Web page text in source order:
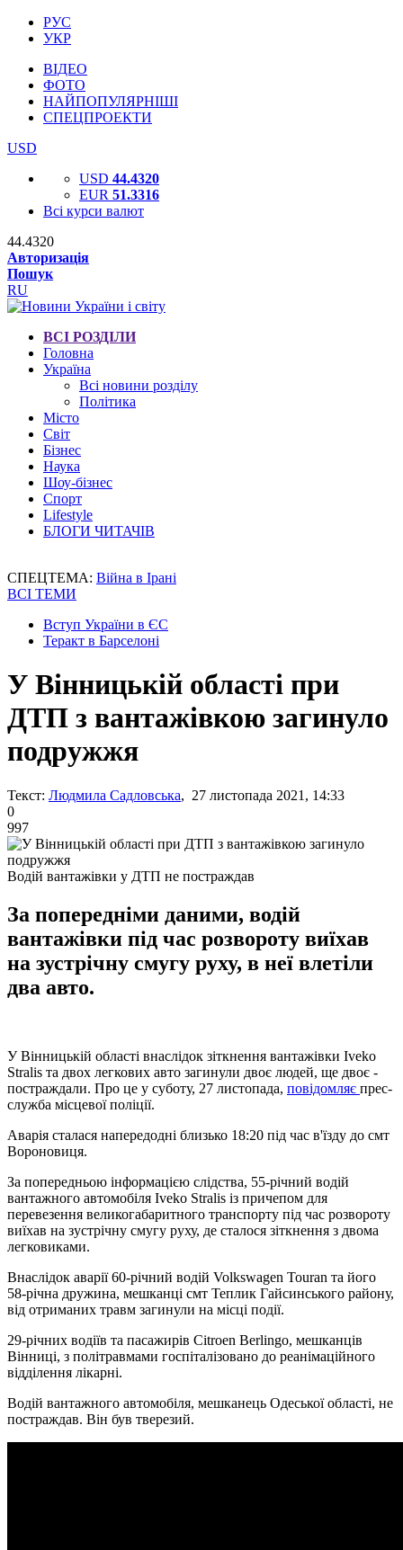
РУС
УКР
ВІДЕО
ФОТО
НАЙПОПУЛЯРНІШІ
СПЕЦПРОЕКТИ
USD
USD 44.4320
EUR 51.3316
Всі курси валют
44.4320
Авторизація
Пошук
RU
ВСІ РОЗДІЛИ
Головна
Україна
Всі новини розділу
Політика
Місто
Світ
Бізнес
Наука
Шоу-бізнес
Спорт
Lifestyle
БЛОГИ ЧИТАЧІВ
СПЕЦТЕМА: Війна в Ірані
ВСІ ТЕМИ
Вступ України в ЄС
Теракт в Барселоні
У Вінницькій області при
ДТП з вантажівкою загинуло
подружжя
Текст: Людмила Садловська, 27 листопада 2021, 14:33
0
997
Водій вантажівки у ДТП не постраждав
За попередніми даними, водій
вантажівки під час розвороту виїхав
на зустрічну смугу руху, в неї влетіли
два авто.
У Вінницькій області внаслідок зіткнення вантажівки Iveko
Stralis та двох легкових авто загинули двоє людей, ще двоє -
постраждали. Про це у суботу, 27 листопада, повідомляє прес-
служба місцевої поліції.
Аварія сталася напередодні близько 18:20 під час в'їзду до смт
Вороновиця.
За попередньою інформацією слідства, 55-річний водій
вантажного автомобіля Iveko Stralis із причепом для
перевезення великогабаритного транспорту під час розвороту
виїхав на зустрічну смугу руху, де сталося зіткнення з двома
легковиками.
Внаслідок аварії 60-річний водій Volkswagen Touran та його
58-річна дружина, мешканці смт Теплик Гайсинського району,
від отриманих травм загинули на місці події.
29-річних водіїв та пасажирів Citroen Berlingo, мешканців
Вінниці, з політравмами госпіталізовано до реанімаційного
відділення лікарні.
Водій вантажного автомобіля, мешканець Одеської області, не
постраждав. Він був тверезий.